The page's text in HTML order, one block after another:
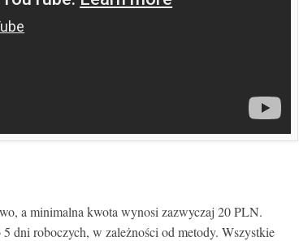
a minimalna kwota wynosi zazwyczaj 20 PLN.
dni roboczych, w zależności od metody. Wszystkie